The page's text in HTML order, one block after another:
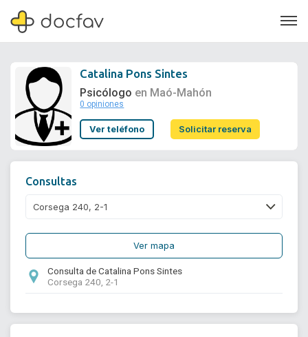
Soporte
Catalina Pons Sintes
Psicólogo en Maó-Mahón
0 opiniones
Ver teléfono Solicitar reserva
Consultas
Ver mapa
Consulta de Catalina Pons Sintes
Corsega 240, 2-1